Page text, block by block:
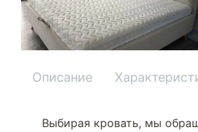
Описание
Выбирая кровать, мы